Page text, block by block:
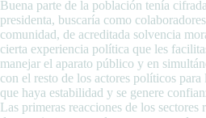
Buena parte de la población tenía
presidenta, buscaría como
comunidad, de acreditada solvencia
cierta experiencia política que les
manejar el aparato público y en
con el resto de los actores políticos
que haya estabilidad y se genere
Las primeras reacciones de los sectores